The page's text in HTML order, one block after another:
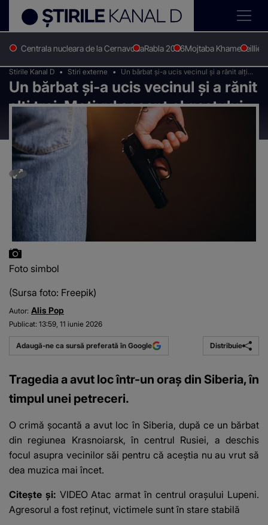
Centrala nucleara de la CernavodaRabla 2026Mojtaba KhameneiIlie
Stirile Kanal D Stiri externe
Un bărbat și-a ucis vecinul și a rănit alți
trei. Motivul șocant al gestului macabru
Un bărbat și-a ucis vecinul și a rănit
alți trei. Motivul șocant al gestului
macabru
Foto simbol
(Sursa foto: Freepik)
Autor: Alis Pop
Publicat: 13:59, 11 iunie 2026
Adaugă-ne ca sursă preferată în Google Distribuie
Tragedia a avut loc într-un oraș din Siberia, în
timpul unei petreceri.
O crimă șocantă a avut loc în Siberia, după ce un bărbat
din regiunea Krasnoiarsk, în centrul Rusiei, a deschis
focul asupra vecinilor săi pentru că aceștia nu au vrut să
dea muzica mai încet.
Citește și: VIDEO Atac armat în centrul orașului Lupeni.
Agresorul a fost reținut, victimele sunt în stare stabilă